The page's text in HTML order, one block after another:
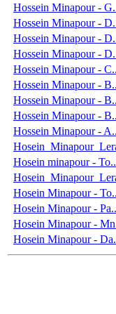
Hossein Minapour -
Hossein Minapour -
Hossein Minapour -
Hossein Minapour -
Hossein Minapour -
Hossein Minapour -
Hossein Minapour -
Hossein Minapour -
Hossein Minapour -
Hosein minapour -
Hosein Minapour -
Hosein Minapour -
Hosein Minapour -
Hosein Minapour -